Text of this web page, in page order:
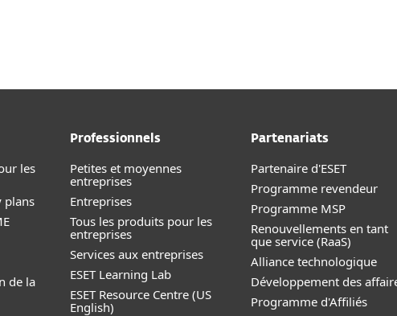
les
plans
de la
Professionnels
Petites et moyennes
entreprises
Entreprises
Tous les produits pour les
entreprises
Services aux entreprises
ESET Learning Lab
ESET Resource Centre (US
English)
Partenariats
Partenaire d'ESET
Programme revendeur
Programme MSP
Renouvellements en tant
que service (RaaS)
Alliance technologique
Développement des
Programme d'Affiliés